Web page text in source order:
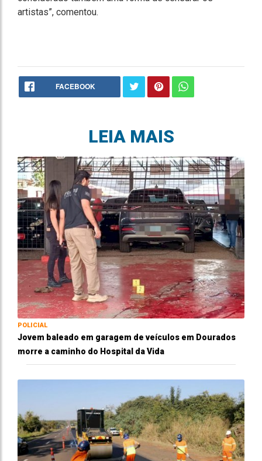
artistas”, comentou.
FACEBOOK
LEIA MAIS
POLICIAL
Jovem baleado em garagem de veículos em Dourados
morre a caminho do Hospital da Vida